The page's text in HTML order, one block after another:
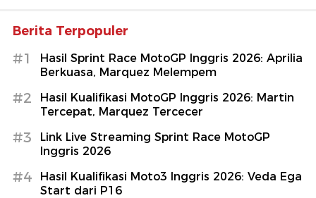
Berita Terpopuler
#1
Hasil Sprint Race MotoGP Inggris 2026: Aprilia
Berkuasa, Marquez Melempem
#2
Hasil Kualifikasi MotoGP Inggris 2026: Martin
Tercepat, Marquez Tercecer
#3
Link Live Streaming Sprint Race MotoGP
Inggris 2026
#4
Hasil Kualifikasi Moto3 Inggris 2026: Veda Ega
Start dari P16